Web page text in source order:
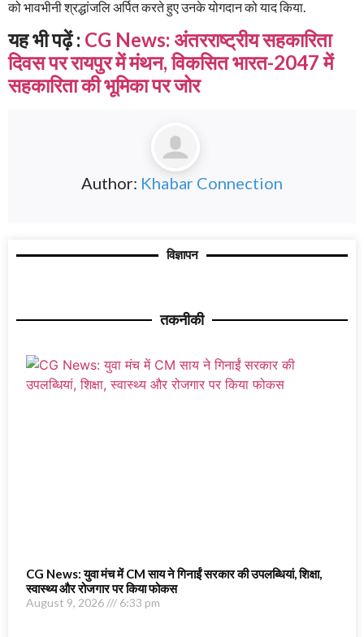
को भावभीनी श्रद्धांजलि अर्पित करते हुए उनके योगदान को याद किया.
यह भी पढ़ें : CG News: अंतरराष्ट्रीय सहकारिता
दिवस पर रायपुर में मंथन, विकसित भारत-2047 में
सहकारिता की भूमिका पर जोर
Author: Khabar Connection
विज्ञापन
तकनीकी
CG News: युवा मंच में CM साय ने गिनाईं सरकार की उपलब्धियां, शिक्षा,
स्वास्थ्य और रोजगार पर किया फोकस
August 9, 2026 6:33 pm